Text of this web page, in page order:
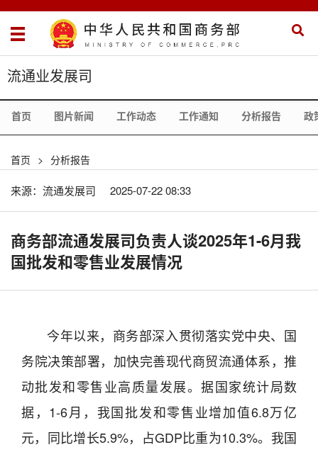
流通业发展司
首页 图片新闻 工作动态 工作通知 分析报告 政
首页 > 分析报告
来源：流通发展司 2025-07-22 08:33
商务部流通发展司负责人谈2025年1-6月我
国批发和零售业发展情况
今年以来，商务部深入贯彻落实党中央、国
务院决策部署，加快完善现代商贸流通体系，推
动批发和零售业高质量发展。据国家统计局数
据，1-6月，我国批发和零售业增加值6.8万亿
元，同比增长5.9%，占GDP比重为10.3%。我国